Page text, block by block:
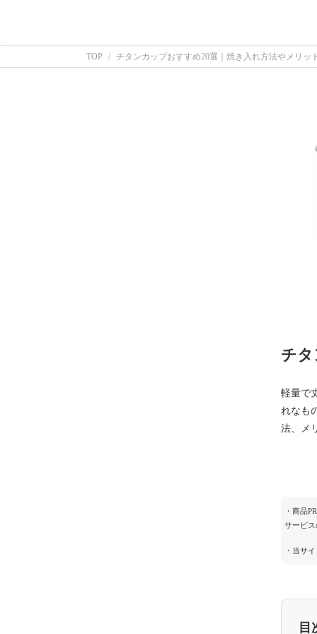
TOP チタンカップおすすめ20選｜焼き入れ方法やメリッ
チ
軽量で
れなも
法、メ
・商品
サービ
・当サ
目